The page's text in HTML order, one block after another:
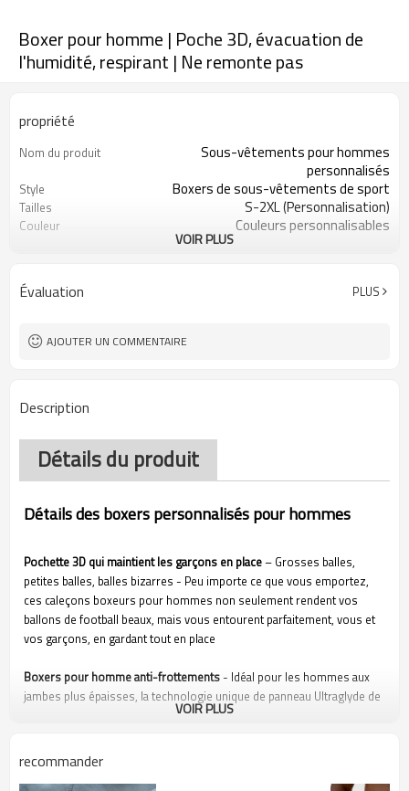
Boxer pour homme | Poche 3D, évacuation de
l'humidité, respirant | Ne remonte pas
propriété
Nom du produit
Sous-vêtements pour hommes
personnalisés
Style Boxers de sous-vêtements de sport
Tailles S-2XL (Personnalisation)
Couleur Couleurs personnalisables
90 % modal, 10 % élasthanne
Conseils d'entretien
Quantité minimale de
1 pièce
VOIR PLUS
Évaluation PLUS
AJOUTER UN COMMENTAIRE
Description
Détails du produit
Détails des boxers personnalisés pour hommes
Pochette 3D qui maintient les garçons en place– Grosses balles,
petites balles, balles bizarres - Peu importe ce que vous emportez,
ces caleçons boxeurs pour hommes non seulement rendent vos
ballons de football beaux, mais vous entourent parfaitement, vous et
vos garçons, en gardant tout en place
Boxers pour homme anti-frottements- Idéal pour les hommes aux
jambes plus épaisses, la technologie unique de panneau Ultraglyde de
The Geniuses aide à prévenir les remontées et ces moments de
VOIR PLUS
recommander